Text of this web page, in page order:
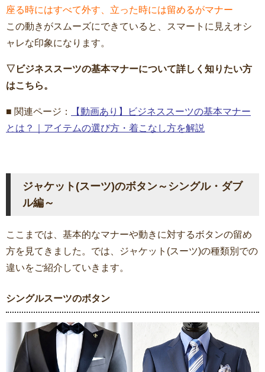
座る時にはすべて外す、立った時には留めるがマナー
この動きがスムーズにできていると、スマートに見えオシ
ャレな印象になります。
▽ビジネススーツの基本マナーについて詳しく知りたい方
はこちら。
■ 関連ページ：
【動画あり】ビジネススーツの基本マナー
とは？｜アイテムの選び方・着こなし方を解説
ジャケット(スーツ)のボタン～シングル・ダブ
ル編～
ここまでは、基本的なマナーや動きに対するボタンの留め
方を見てきました。では、ジャケット(スーツ)の種類別での
違いをご紹介していきます。
シングルスーツのボタン